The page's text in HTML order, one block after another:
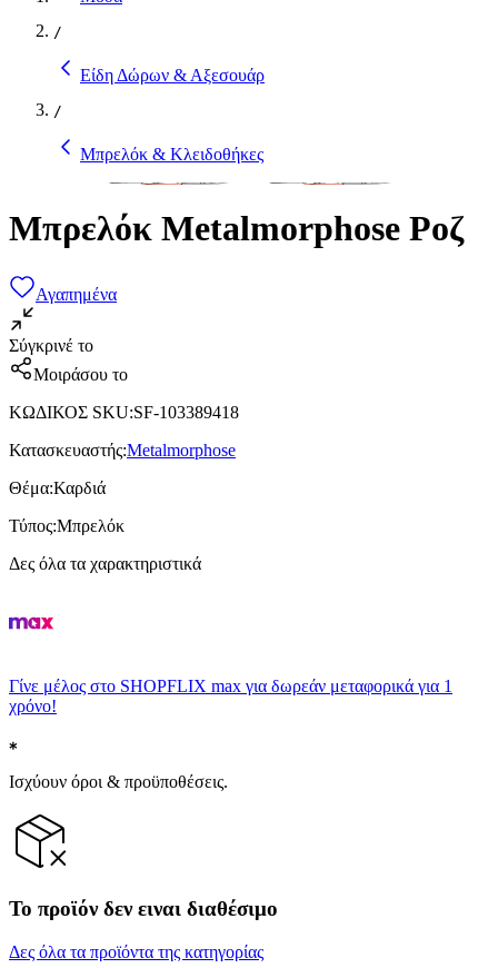
/
Είδη Δώρων & Αξεσουάρ
/
Μπρελόκ & Κλειδοθήκες
Μπρελόκ Metalmorphose Ροζ
Αγαπημένα
Σύγκρινέ το
Μοιράσου το
ΚΩΔΙΚΟΣ SKU:SF-103389418
Κατασκευαστής:Metalmorphose
Θέμα:Καρδιά
Τύπος:Μπρελόκ
Δες όλα τα χαρακτηριστικά
Γίνε μέλος στο SHOPFLIX max για δωρεάν μεταφορικά για 1
χρόνο!
Ισχύουν όροι & προϋποθέσεις.
Το προϊόν δεν ειναι διαθέσιμο
Δες όλα τα προϊόντα της κατηγορίας